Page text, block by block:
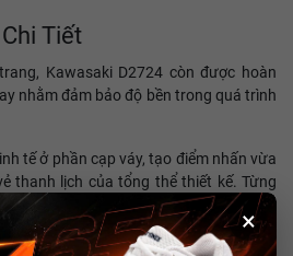
×
Tiết
Kawasaki D2724 còn được hoàn
nhằm đảm bảo độ bền trong quá trình
tế ở phần cạp váy, tạo điểm nhấn vừa
thanh lịch của tổng thể thiết kế. Từng
gàng, hiện đại và đúng tinh thần của
năm.